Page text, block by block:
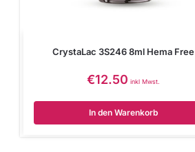
CrystaLac 3S246 8ml Hema Free
€12.50 inkl Mwst.
In den Warenkorb